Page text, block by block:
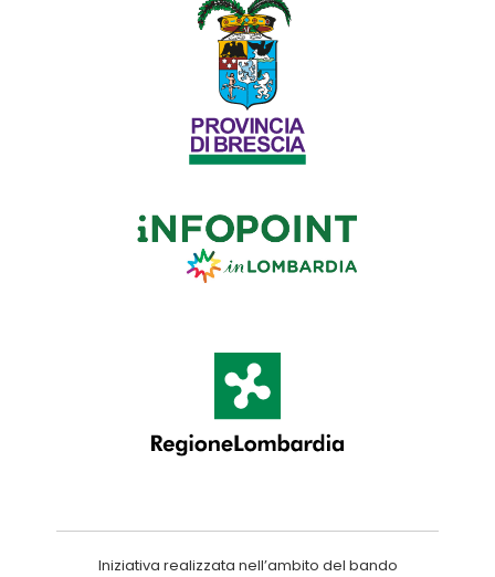
Iniziativa realizzata nell’ambito del bando